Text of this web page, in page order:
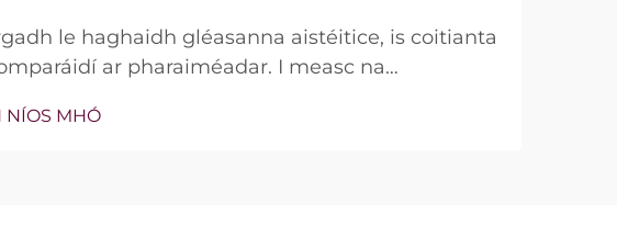
le haghaidh gléasanna aistéitice, is coitianta
ar pharaiméadar. I measc na
phointe táirgeachta tábhachtach. Áfach, ó
NÍOS MHÓ